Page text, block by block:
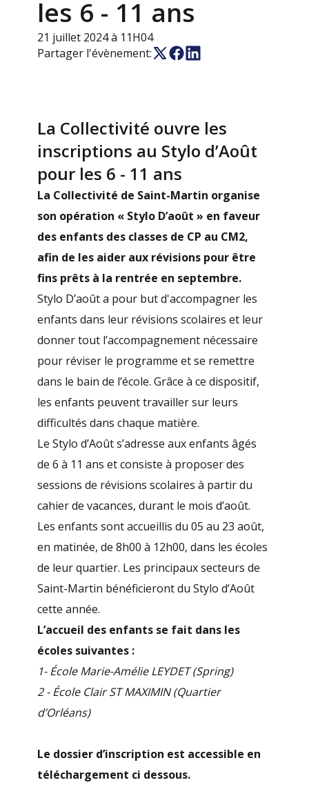
les 6 - 11 ans
21 juillet 2024 à 11H04
Partager l'évènement:
La Collectivité ouvre les
inscriptions au Stylo d’Août
pour les 6 - 11 ans
La Collectivité de Saint-Martin organise
son opération « Stylo D’août » en faveur
des enfants des classes de CP au CM2,
afin de les aider aux révisions pour être
fins prêts à la rentrée en septembre.
Stylo D’août a pour but d'accompagner les
enfants dans leur révisions scolaires et leur
donner tout l’accompagnement nécessaire
pour réviser le programme et se remettre
dans le bain de l’école. Grâce à ce dispositif,
les enfants peuvent travailler sur leurs
difficultés dans chaque matière.
Le Stylo d’Août s’adresse aux enfants âgés
de 6 à 11 ans et consiste à proposer des
sessions de révisions scolaires à partir du
cahier de vacances, durant le mois d’août.
Les enfants sont accueillis du 05 au 23 août,
en matinée, de 8h00 à 12h00, dans les écoles
de leur quartier. Les principaux secteurs de
Saint-Martin bénéficieront du Stylo d’Août
cette année.
L’accueil des enfants se fait dans les
écoles suivantes :
1- École Marie-Amélie LEYDET (Spring)
2 - École Clair ST MAXIMIN (Quartier
d’Orléans)
Le dossier d’inscription est accessible en
téléchargement ci dessous.